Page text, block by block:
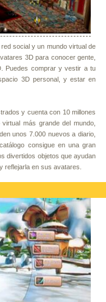
social y un mundo virtual de
3D para conocer gente,
Puedes comprar y vestir a tu
3D personal, y estar en
y cuenta con 10 millones
más grande del mundo,
unos 7.000 nuevos a diario,
consigue en una gran
divertidos objetos que ayudan
reflejarla en sus avatares.